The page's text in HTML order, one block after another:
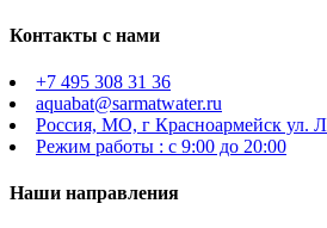
Контакты с нами
+7 495 308 31 36
aquabat@sarmatwater.ru
Россия, МО, г Красноармейск ул.
Режим работы : с 9:00 до 20:00
Наши направления